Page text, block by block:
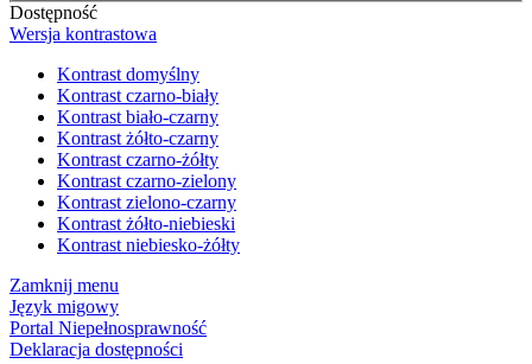
Dostępność
Wersja kontrastowa
Kontrast domyślny
Kontrast czarno-biały
Kontrast biało-czarny
Kontrast żółto-czarny
Kontrast czarno-żółty
Kontrast czarno-zielony
Kontrast zielono-czarny
Kontrast żółto-niebieski
Kontrast niebiesko-żółty
Zamknij menu
Język migowy
Portal Niepełnosprawność
Deklaracja dostępności